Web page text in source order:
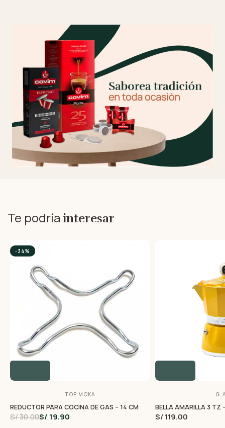
Te podría interesar
-34%
TOP MOKA
REDUCTOR PARA COCINA DE GAS – 14 CM
S/ 30.00S/ 19.90
BELLA AMARILLA 3 TZ
S/ 119.00